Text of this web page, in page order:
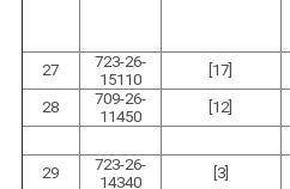
27
723-26-
15110
[17]
28
709-26-
11450
[12]
29
723-26-
14340
[3]